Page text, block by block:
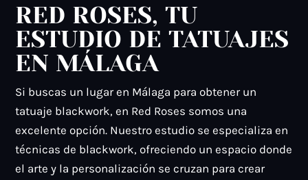
RED ROSES, TU
ESTUDIO DE TATUAJES
EN MÁLAGA
Si buscas un lugar en Málaga para obtener un
tatuaje blackwork, en Red Roses somos una
excelente opción. Nuestro estudio se especializa en
técnicas de blackwork, ofreciendo un espacio donde
el arte y la personalización se cruzan para crear